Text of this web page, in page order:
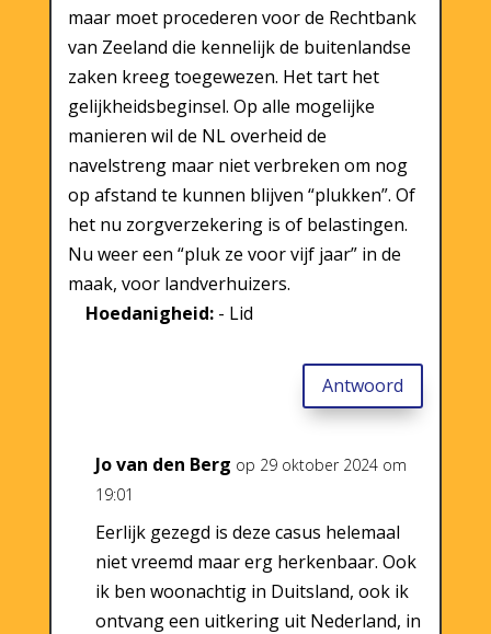
maar moet procederen voor de Rechtbank
van Zeeland die kennelijk de buitenlandse
zaken kreeg toegewezen. Het tart het
gelijkheidsbeginsel. Op alle mogelijke
manieren wil de NL overheid de
navelstreng maar niet verbreken om nog
op afstand te kunnen blijven “plukken”. Of
het nu zorgverzekering is of belastingen.
Nu weer een “pluk ze voor vijf jaar” in de
maak, voor landverhuizers.
Hoedanigheid:- Lid
Antwoord
Jo van den Berg op 29 oktober 2024 om
19:01
Eerlijk gezegd is deze casus helemaal
niet vreemd maar erg herkenbaar. Ook
ik ben woonachtig in Duitsland, ook ik
ontvang een uitkering uit Nederland, in